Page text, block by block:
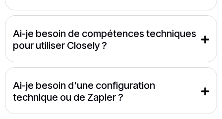
Ai-je besoin de compétences techniques
pour utiliser Closely ?
Ai-je besoin d'une configuration
technique ou de Zapier ?